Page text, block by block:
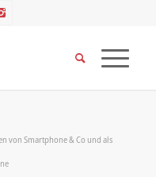
von Smartphone & Co und als